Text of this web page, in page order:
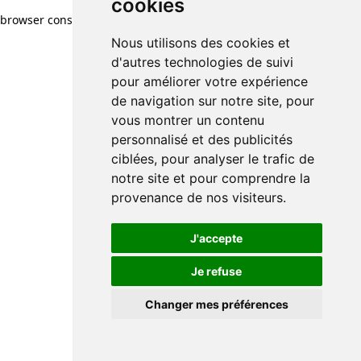
cookies
Nous utilisons des cookies et
d'autres technologies de suivi
pour améliorer votre expérience
de navigation sur notre site, pour
vous montrer un contenu
personnalisé et des publicités
ciblées, pour analyser le trafic de
notre site et pour comprendre la
provenance de nos visiteurs.
J'accepte
Je refuse
Changer mes préférences
browser console for more information)